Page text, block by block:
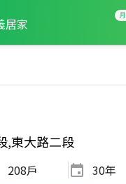
居家
,東大路二段
208戶 30年